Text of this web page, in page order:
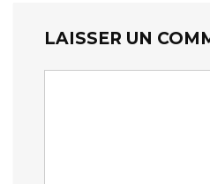
LAISSER UN